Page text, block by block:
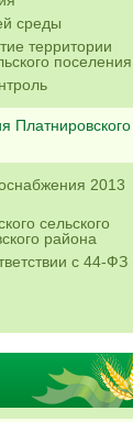
среды
территории
поселения
Платнировского
2013
сельского
района
с 44-ФЗ